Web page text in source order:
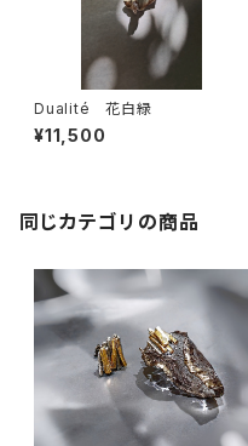
Dualité 花白緑
¥11,500
同じカテゴリの商品